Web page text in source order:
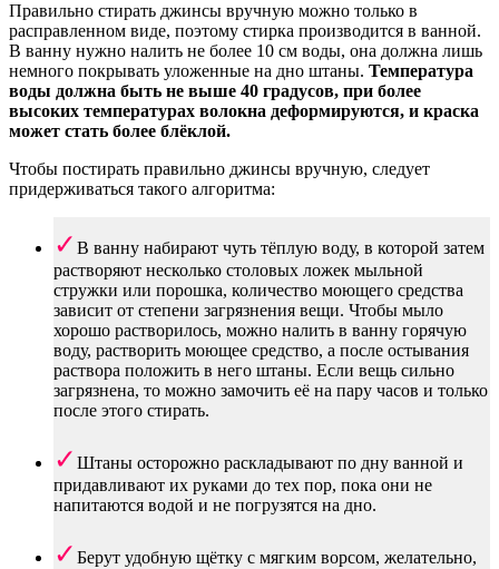
Правильно стирать джинсы вручную можно только в
расправленном виде, поэтому стирка производится в ванной.
В ванну нужно налить не более 10 см воды, она должна лишь
немного покрывать уложенные на дно штаны. Температура
воды должна быть не выше 40 градусов, при более
высоких температурах волокна деформируются, и краска
может стать более блёклой.
Чтобы постирать правильно джинсы вручную, следует
придерживаться такого алгоритма:
В ванну набирают чуть тёплую воду, в которой затем
растворяют несколько столовых ложек мыльной
стружки или порошка, количество моющего средства
зависит от степени загрязнения вещи. Чтобы мыло
хорошо растворилось, можно налить в ванну горячую
воду, растворить моющее средство, а после остывания
раствора положить в него штаны. Если вещь сильно
загрязнена, то можно замочить её на пару часов и только
после этого стирать.
Штаны осторожно раскладывают по дну ванной и
придавливают их руками до тех пор, пока они не
напитаются водой и не погрузятся на дно.
Берут удобную щётку с мягким ворсом, желательно,